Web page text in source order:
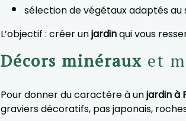
sélection de végétaux adaptés
L’objectif : créer unjardinqui vous
Décors minéraux et
Pour donner du caractère à unjardin à
graviers décoratifs, pas japonais,